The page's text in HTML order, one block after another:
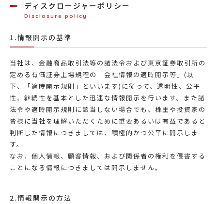
ディスクロージャーポリシー
Disclosure policy
1.情報開示の基準
当社は、金融商品取引法等の諸法令および東京証券取引所の
定める有価証券上場規程の「会社情報の適時開示等」(以
下、「適時開示規則」といいます)に従って、透明性、公平
性、継続性を基本とした迅速な情報開示を行います。また諸
法令や適時開示規則に該当しない場合でも、株主や投資家の
皆様に当社を理解いただくために重要あるいは有益であると
判断した情報につきましては、積極的かつ公平に開示しま
す。
なお、個人情報、顧客情報、および関係者の権利を侵害する
ことになる情報につきましては開示しません。
2.情報開示の方法